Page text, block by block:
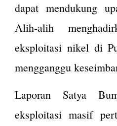
dapat mendukung
Alih-alih
eksploitasi nikel di
mengganggu
Laporan Satya
eksploitasi masif